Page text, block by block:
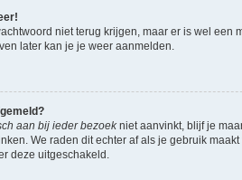
niet terug krijgen, maar er is wel
later kan je je weer aanmelden.
aan bij ieder bezoekniet aanvinkt, blijf je
We raden dit echter af als je gebruik
deze uitgeschakeld.